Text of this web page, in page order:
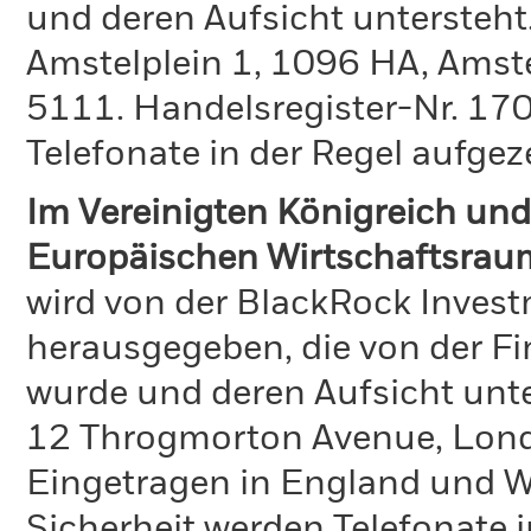
und deren Aufsicht
Amstelplein 1, 1096 HA,
5111. Handelsregister-Nr.
Telefonate in der Regel
Im Vereinigten Königreich
Europäischen
wird von der BlackRock
herausgegeben, die von der
wurde und deren Aufsicht
12 Throgmorton Avenue,
Eingetragen in England und